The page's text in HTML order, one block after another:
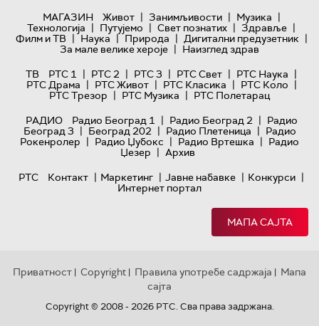
МАГАЗИН
Живот | Занимљивости | Музика |
Технологијa | Путујемо | Свет познатих | Здравље |
Филм и ТВ | Наука | Природа | Дигитални предузетник |
За мале велике хероје | Наизглед здрав
ТВ
РТС 1 | РТС 2 | РТС 3 | РТС Свет | РТС Наука |
РТС Драма | РТС Живот | РТС Класика | РТС Коло |
РТС Трезор | РТС Музика | РТС Полетарац
РАДИО
Радио Београд 1 | Радио Београд 2 | Радио
Београд 3 | Београд 202 | Радио Плетеница | Радио
Рокенролер | Радио Џубокс | Радио Вртешка | Радио
Џезер | Архив
РТС
Контакт | Маркетинг | Јавне набавке | Конкурси |
Интернет портал
МАПА САЈТА
Приватност | Copyright | Правила употребе садржаја | Мапа
сајта
Copyright © 2008 - 2026 РТС. Сва права задржана.